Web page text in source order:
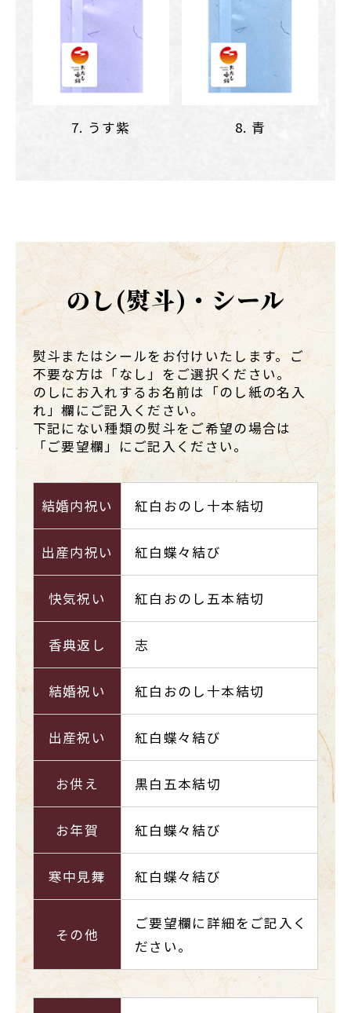
7. うす紫 8. 青
のし(熨斗)・シール
熨斗またはシールをお付けいたします。ご
不要な方は「なし」をご選択ください。
のしにお入れするお名前は「のし紙の名入
れ」欄にご記入ください。
下記にない種類の熨斗をご希望の場合は
「ご要望欄」にご記入ください。
結婚内祝い 紅白おのし十本結切
出産内祝い 紅白蝶々結び
快気祝い 紅白おのし五本結切
香典返し 志
結婚祝い 紅白おのし十本結切
出産祝い 紅白蝶々結び
お供え 黒白五本結切
お年賀 紅白蝶々結び
寒中見舞 紅白蝶々結び
その他
ご要望欄に詳細をご記入く
ださい。